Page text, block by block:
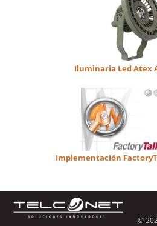
Iluminaria Led Atex
Implementación
©